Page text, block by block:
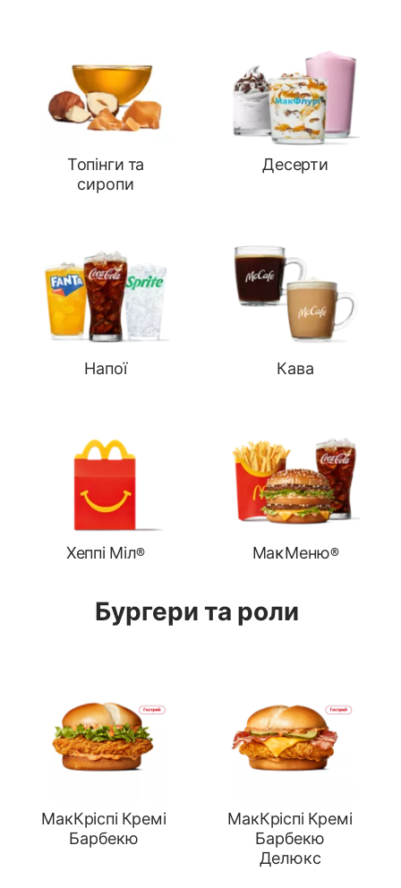
Топінги та
сиропи
Десерти
Напої Кава
Хеппі Міл® МаĸМеню®
Бургери та роли
МакКріспі Кремі
Барбекю
МакКріспі Кремі
Барбекю
Делюкс